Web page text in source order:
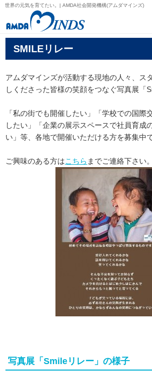
世界の元気を育てたい。| AMDA社会開発機構(アムダマインズ)
SMILEリレー
アムダマインズが活動する現地の人々、ス
しくださった皆様の笑顔をつなぐ写真展「
「私の街でも開催したい」「学校での国際
したい」「企業の展示スペースで社員育成
い」等、各地で開催いただける方を募集中で
ご興味のある方はこちら までご連絡下さい。
写真展「Smileリレー」の様子